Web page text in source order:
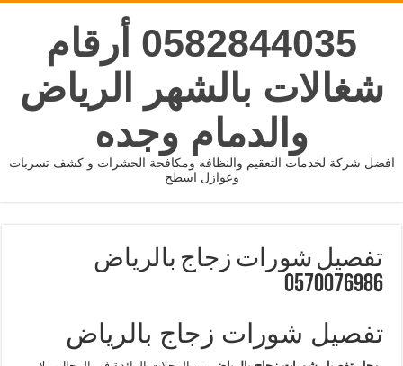
0582844035 أرقام
شغالات بالشهر الرياض
والدمام وجده
افضل شركة لخدمات التعقيم والنظافه ومكافحة الحشرات و كشف تسربات
وعوازل اسطح
تفصيل شورات زجاج بالرياض
0570076986
تفصيل شورات زجاج بالرياض